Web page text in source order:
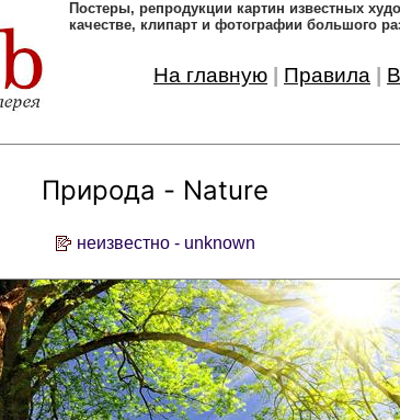
Постеры, pепродукции картин известных
качестве, клипарт и фотографии большого
На главную Правила
Природа - Nature
неизвестно - unknown